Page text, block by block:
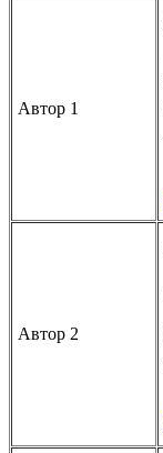
Автор 1
Автор 2